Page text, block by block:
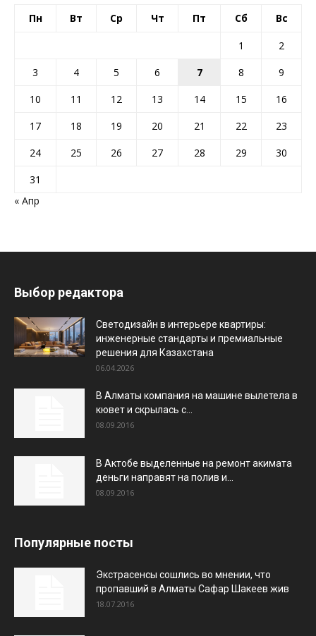
Пн Вт Ср Чт Пт Сб Вс
1
2
3
4 5 6 7 8
9
10
11 12 13 14 15
16
17
18 19 20 21 22
23
24
25 26 27 28 29
30
31
« Апр
Выбор редактора
Светодизайн в интерьере квартиры:
инженерные стандарты и премиальные
решения для Казахстана
06.04.2026
В Алматы компания на машине вылетела в
кювет и скрылась с...
08.09.2016
В Актобе выделенные на ремонт акимата
деньги направят на полив и...
08.09.2016
Популярные посты
Экстрасенсы сошлись во мнении, что
пропавший в Алматы Сафар Шакеев жив
18.07.2016